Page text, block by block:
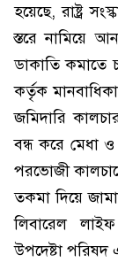
হয়েছে, রাষ্ট্র
স্তরে নামিয়ে
ডাকাতি কমাতে
কর্তৃক
জমিদারি
বন্ধ করে মেধা
পরভোজী
তকমা দিয়ে
লিবারেল
উপদেষ্টা